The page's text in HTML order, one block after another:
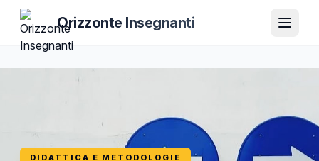
Orizzonte Insegnanti
DIDATTICA E METODOLOGIE